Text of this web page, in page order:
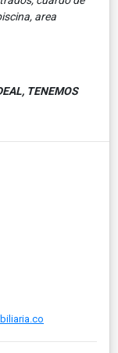
area
TENEMOS